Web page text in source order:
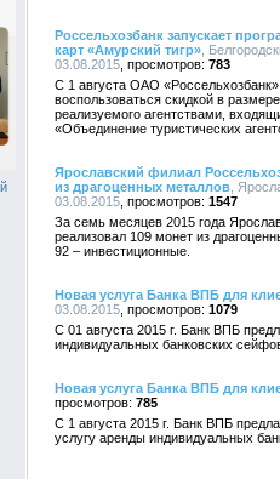
Россельхозбанк запускает
карт «Амурский тигр» ,
03.08.2015
783
С 1 августа ОАО
воспользоваться скидкой в
реализуемого агентствами,
«Объединение туристических
Ярославский филиал
из драгоценных металлов ,
03.08.2015
1547
За семь месяцев 2015 года
реализовал 109 монет из
92 – инвестиционные.
Новая услуга Банка ВПБ для
03.08.2015
1079
С 01 августа 2015 г. Банк ВПБ
индивидуальных банковских
Новая услуга Банка ВПБ для
785
С 1 августа 2015 г. Банк ВПБ
услугу аренды индивидуальных